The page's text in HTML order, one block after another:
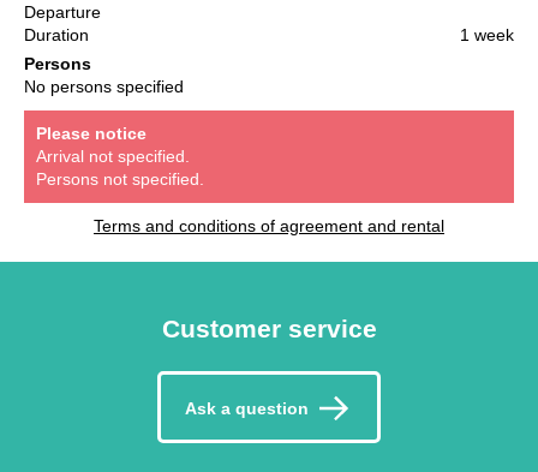
Departure
Duration
1 week
Persons
No persons specified
Please notice
Arrival not specified.
Persons not specified.
Terms and conditions of agreement and rental
Customer service
Ask a question